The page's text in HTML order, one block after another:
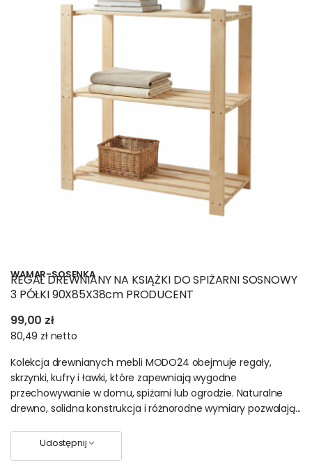
WAMAR-SOSENKA
REGAŁ DREWNIANY NA KSIĄŻKI DO SPIŻARNI SOSNOWY
3 PÓŁKI 90X85X38cm PRODUCENT
99,00 zł
80,49 zł netto
Kolekcja drewnianych mebli MODO24 obejmuje regały,
skrzynki, kufry i ławki, które zapewniają wygodne
przechowywanie w domu, spiżarni lub ogrodzie. Naturalne
drewno, solidna konstrukcja i różnorodne wymiary pozwalają...
Udostępnij